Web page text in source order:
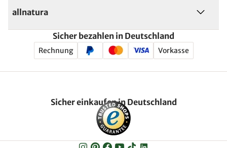
allnatura
Sicher bezahlen in Deutschland
Rechnung Vorkasse
Sicher einkaufen in Deutschland